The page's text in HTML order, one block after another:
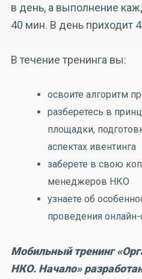
в день, а выполнение
40 мин. В день приходит
В течение тренинга вы:
освоите алгоритм
разберетесь в
площадки,
аспектах ивентинга
заберете в свою
менеджеров НКО
узнаете об
проведения
Мобильный тренинг
НКО. Начало»